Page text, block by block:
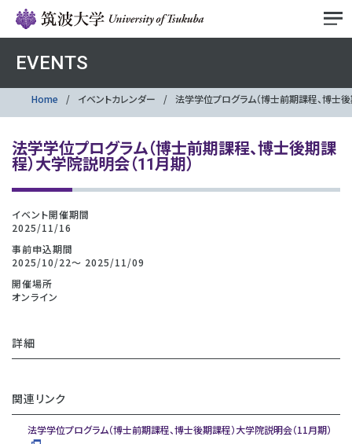
EVENTS
Home イベントカレンダー 法学学位プログラム（博士前期課程、博士
法学学位プログラム（博士前期課程、博士後期課
程）大学院説明会（11月期）
イベント開催期間
2025/11/16
事前申込期間
2025/10/22～ 2025/11/09
開催場所
オンライン
詳細
関連リンク
法学学位プログラム（博士前期課程、博士後期課程）大学院説明会（11月期）